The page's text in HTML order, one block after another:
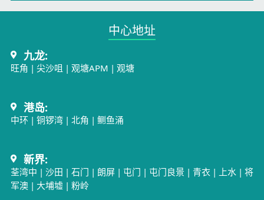
中心地址​
九龙:
旺角 | 尖沙咀 | 观塘APM | 观塘
港岛:
中环| 铜锣湾| 北角 | 鲗鱼涌
新界:
荃湾中 | 沙田 | 石门 | 朗屏| 屯门 | 屯门良景 | 青衣 | 上水| 将
军澳| 大埔墟 | 粉岭